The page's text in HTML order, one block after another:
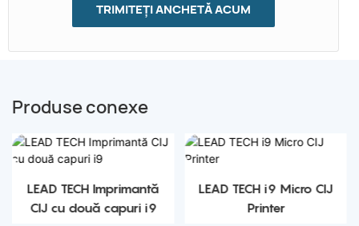
TRIMITEȚI ANCHETĂ ACUM
Produse conexe
LEAD TECH Imprimantă
CIJ cu două capuri i9
LEAD TECH i9 Micro CIJ
Printer